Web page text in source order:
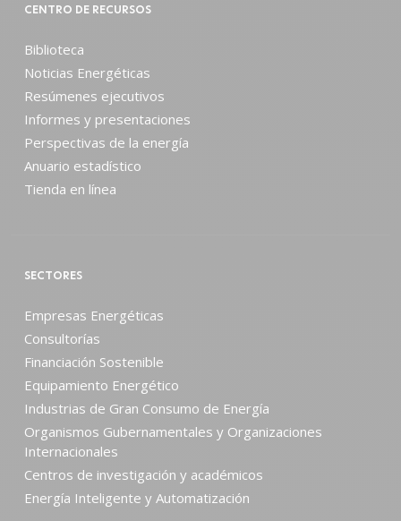
CENTRO DE RECURSOS
Biblioteca
Noticias Energéticas
Resúmenes ejecutivos
Informes y presentaciones
Perspectivas de la energía
Anuario estadístico
Tienda en línea
SECTORES
Empresas Energéticas
Consultorías
Financiación Sostenible
Equipamiento Energético
Industrias de Gran Consumo de Energía
Organismos Gubernamentales y Organizaciones
Internacionales
Centros de investigación y académicos
Energía Inteligente y Automatización